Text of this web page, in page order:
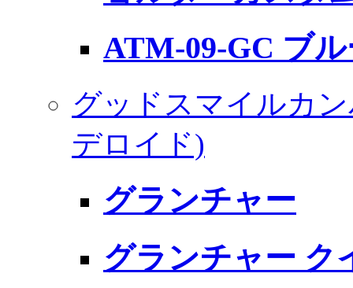
ATM-09-GC ブ
グッドスマイルカ
デロイド)
グランチャー
グランチャー ク